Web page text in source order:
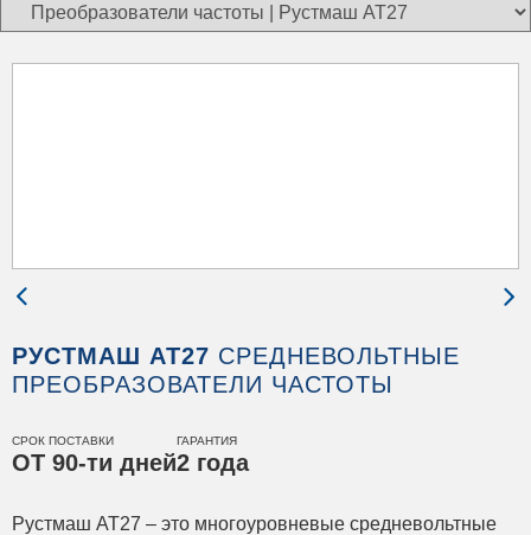
РУСТМАШ АТ27 СРЕДНЕВОЛЬТНЫЕ
ПРЕОБРАЗОВАТЕЛИ ЧАСТОТЫ
СРОК ПОСТАВКИ
ОТ 90-ти дней
ГАРАНТИЯ
2 года
Рустмаш АТ27 – это многоуровневые средневольтные